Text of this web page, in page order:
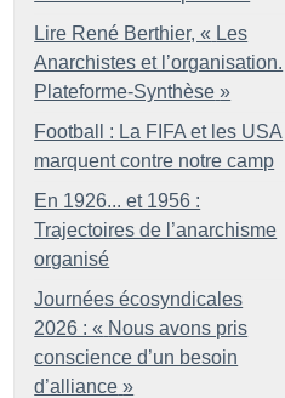
Lire René Berthier, « Les
Anarchistes et l’organisation.
Plateforme-Synthèse »
Football : La FIFA et les USA
marquent contre notre camp
En 1926... et 1956 :
Trajectoires de l’anarchisme
organisé
Journées écosyndicales
2026 : « Nous avons pris
conscience d’un besoin
d’alliance »